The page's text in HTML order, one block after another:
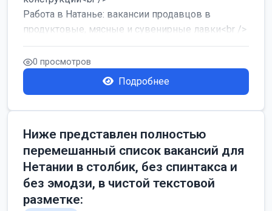
Работа в Натанье: вакансии продавцов в
продуктовые, мясные и сувенирные лавки<br />
Разнорабочий на сборку м...
0 просмотров
Подробнее
Ниже представлен полностью
перемешанный список вакансий для
Нетании в столбик, без спинтакса и
без эмодзи, в чистой текстовой
разметке: